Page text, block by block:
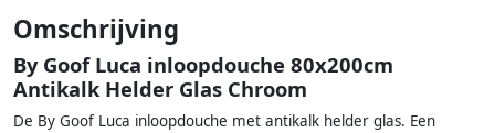
Omschrijving
By Goof Luca inloopdouche 80x200cm
Antikalk Helder Glas Chroom
De By Goof Luca inloopdouche met antikalk helder glas. Een